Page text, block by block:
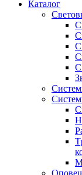
Каталог